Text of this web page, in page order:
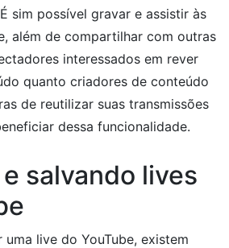
sim possível gravar e assistir às
além de compartilhar com outras
interessados em rever
quanto criadores de conteúdo
de reutilizar suas transmissões
dessa funcionalidade.
salvando lives
uma live do YouTube, existem